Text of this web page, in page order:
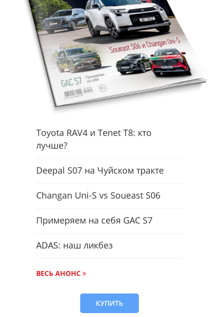
Toyota RAV4 и Tenet T8: кто
лучше?
Deepal S07 на Чуйском тракте
Changan Uni-S vs Soueast S06
Примеряем на себя GAC S7
ADAS: наш ликбез
ВЕСЬ АНОНС
КУПИТЬ